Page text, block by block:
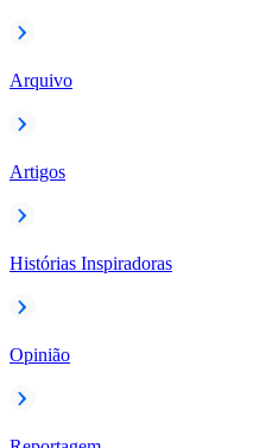
Arquivo
Artigos
Histórias Inspiradoras
Opinião